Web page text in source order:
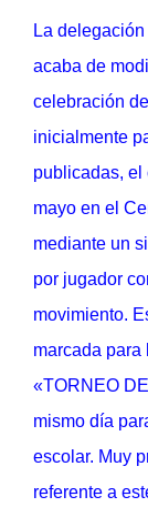
La
acaba de
celebración
inicialmente
publicadas, el
mayo en el
mediante un
por jugador
movimiento.
marcada para
«TORNEO
mismo día
escolar. Muy
referente a